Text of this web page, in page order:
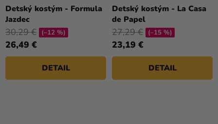
Detský kostým - Formula
Jazdec
26,49 €
30,29 € (–12 %)
DETAIL
Detský kostým - La Casa
de Papel
23,19 €
27,29 € (–15 %)
DETAIL